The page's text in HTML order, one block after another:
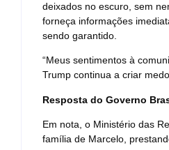
deixados no escuro, sem
forneça informações
sendo garantido.
“Meus sentimentos à
Trump continua a criar
Resposta do Governo
Em nota, o Ministério das
família de Marcelo,